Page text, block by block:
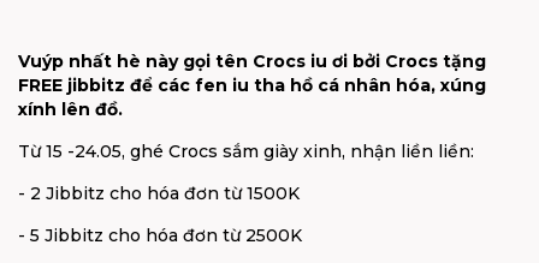
Vuýp nhất hè này gọi tên Crocs iu ơi bởi Crocs tặng
FREE jibbitz để các fen iu tha hồ cá nhân hóa, xúng
xính lên đồ.
Từ 15 -24.05, ghé Crocs sắm giày xinh, nhận liền liền:
- 2 Jibbitz cho hóa đơn từ 1500K
- 5 Jibbitz cho hóa đơn từ 2500K